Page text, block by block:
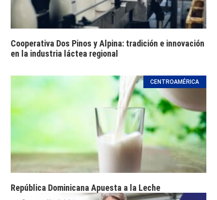
Cooperativa Dos Pinos y Alpina: tradición e innovación
en la industria láctea regional
CENTROAMÉRICA
República Dominicana Apuesta a la Leche